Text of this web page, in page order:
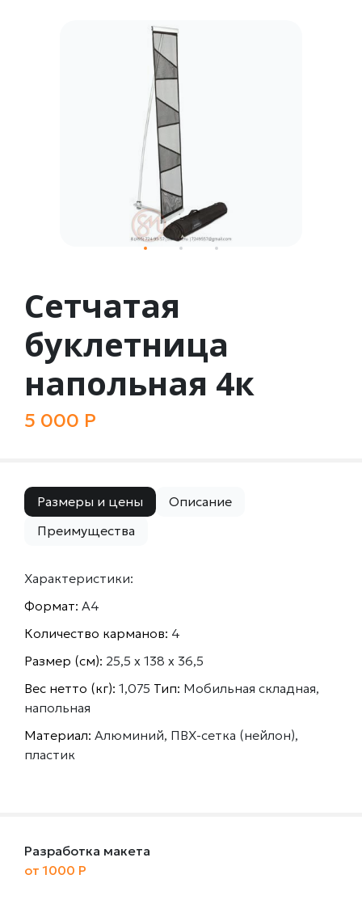
Сетчатая
буклетница
напольная 4к
5 000 Р
Размеры и цены
Описание
Преимущества
Характеристики:
Формат: А4
Количество карманов: 4
Размер (см): 25,5 х 138 х 36,5
Вес нетто (кг): 1,075 Тип: Мобильная складная,
напольная
Материал: Алюминий, ПВХ-сетка (нейлон),
пластик
Разработка макета
от 1000 Р